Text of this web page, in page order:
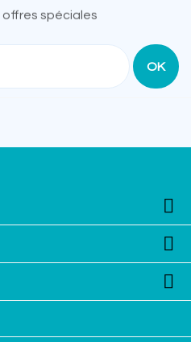
offres spéciales


